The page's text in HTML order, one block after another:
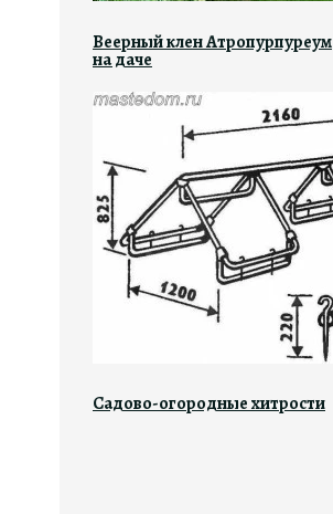
Веерный клен Атропурпуреум
на даче
Садово-огородные хитрости